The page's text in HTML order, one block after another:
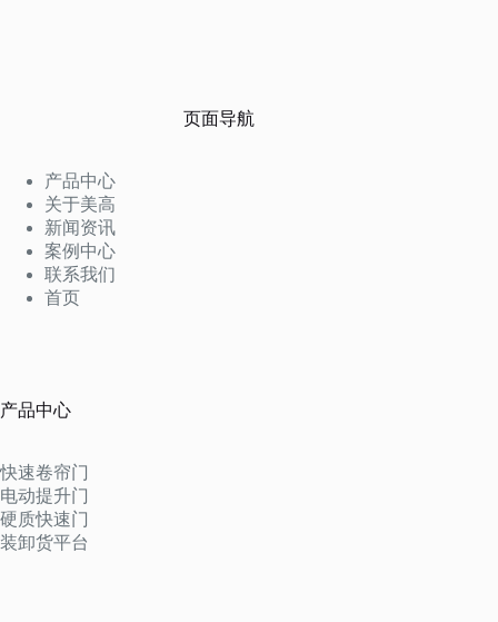
页面导航
产品中心
关于美高
新闻资讯
案例中心
联系我们
首页
产品中心
快速卷帘门
电动提升门
硬质快速门
装卸货平台